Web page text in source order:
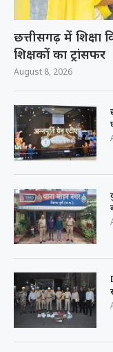
छत्तीसगढ़ में शिक्षा
शिक्षकों का ट्रांसफर
August 8, 2026